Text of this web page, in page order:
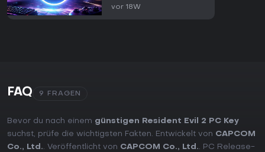
2026)
vor 18W
FAQ 9 FRAGEN
Bevor du nach einem günstigen Resident Evil 2 PC Key
suchst, prüfe die wichtigsten Fakten. Entwickelt von CAPCOM
Co., Ltd.. Veröffentlicht von CAPCOM Co., Ltd.. PC Release-